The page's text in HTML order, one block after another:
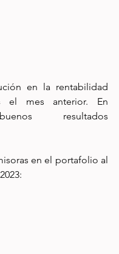
en la rentabilidad
el mes anterior. En
resultados
en el portafolio al